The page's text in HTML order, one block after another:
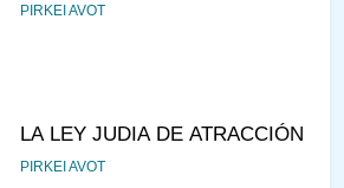
PIRKEI AVOT
LA LEY JUDIA DE ATRACCIÓN
PIRKEI AVOT